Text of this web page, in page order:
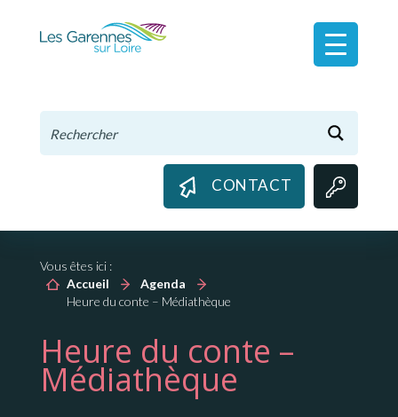
CONTACT
Vous êtes ici :
Accueil
Agenda
Heure du conte – Médiathèque
Heure du conte –
Médiathèque